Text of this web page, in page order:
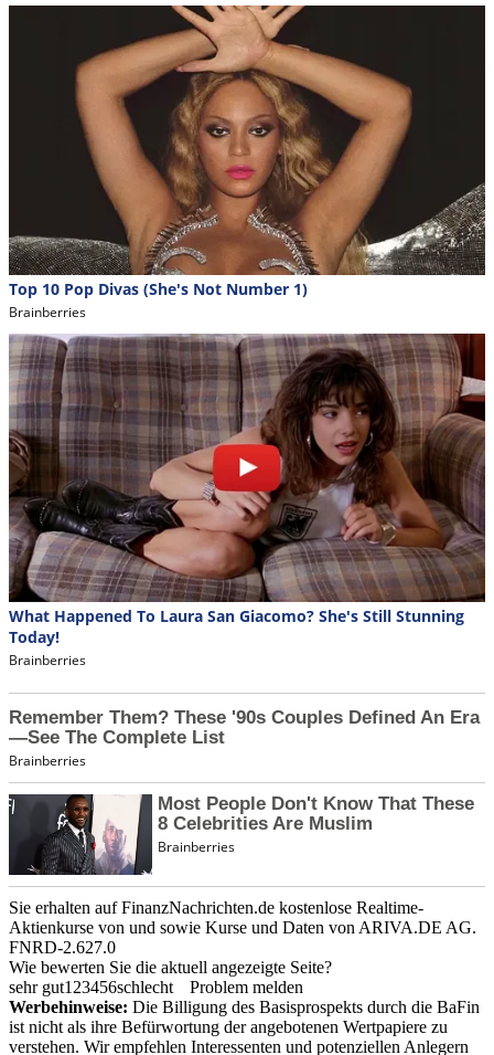
Sie erhalten auf FinanzNachrichten.de kostenlose Realtime-
Aktienkurse von und sowie Kurse und Daten von ARIVA.DE AG.
FNRD-2.627.0
Wie bewerten Sie die aktuell angezeigte Seite?
sehr gut1 23456schlecht
Problem melden
Werbehinweise: Die Billigung des Basisprospekts durch die BaFin
ist nicht als ihre Befürwortung der angebotenen Wertpapiere zu
verstehen. Wir empfehlen Interessenten und potenziellen Anlegern